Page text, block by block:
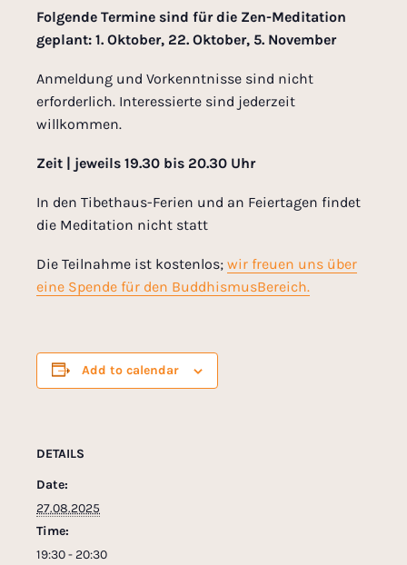
Folgende Termine sind für die Zen-Meditation
geplant: 1. Oktober, 22. Oktober, 5. November
Anmeldung und Vorkenntnisse sind nicht
erforderlich. Interessierte sind jederzeit
willkommen.
Zeit | jeweils 19.30 bis 20.30 Uhr
In den Tibethaus-Ferien und an Feiertagen findet
die Meditation nicht statt
Die Teilnahme ist kostenlos; wir freuen uns über
eine Spende für den BuddhismusBereich.
Add to calendar
DETAILS
Date:
27.08.2025
Time:
19:30 - 20:30